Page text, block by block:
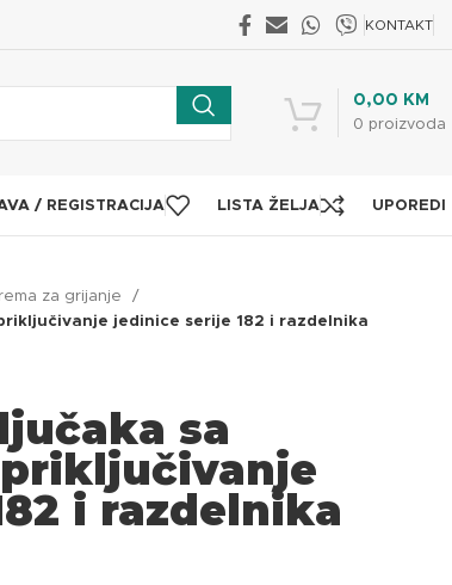
KONTAKT
0 proizvoda
0,00 KM
/ REGISTRACIJA LISTA ŽELJA UPOREDI
za grijanje
jedinice serije 182 i razdelnika
sa
i razdelnika